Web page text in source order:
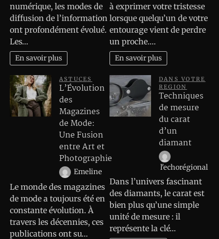
numérique, les modes de
diffusion de l’information
ont profondément évolué.
Les…
En savoir plus
à exprimer votre tristesse
lorsque quelqu’un de votre
entourage vient de perdre
un proche.…
En savoir plus
ASTUCES
L’Évolution
des
Magazines
de Mode:
Une Fusion
entre Art et
Photographie
Emeline
Le monde des magazines
de mode a toujours été en
constante évolution. À
travers les décennies, ces
publications ont su…
DANS VOTRE
REGION
Techniques
de mesure
du carat
d’un
diamant
l'echorégional
Dans l’univers fascinant
des diamants, le carat est
bien plus qu’une simple
unité de mesure : il
représente la clé…